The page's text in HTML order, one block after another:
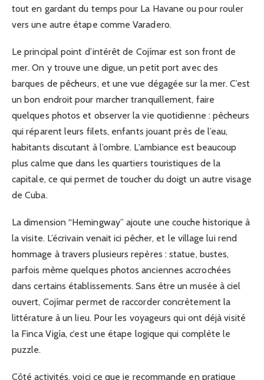
tout en gardant du temps pour La Havane ou pour rouler
vers une autre étape comme Varadero.
Le principal point d’intérêt de Cojímar est son front de
mer. On y trouve une digue, un petit port avec des
barques de pêcheurs, et une vue dégagée sur la mer. C’est
un bon endroit pour marcher tranquillement, faire
quelques photos et observer la vie quotidienne : pêcheurs
qui réparent leurs filets, enfants jouant près de l’eau,
habitants discutant à l’ombre. L’ambiance est beaucoup
plus calme que dans les quartiers touristiques de la
capitale, ce qui permet de toucher du doigt un autre visage
de Cuba.
La dimension “Hemingway” ajoute une couche historique à
la visite. L’écrivain venait ici pêcher, et le village lui rend
hommage à travers plusieurs repères : statue, bustes,
parfois même quelques photos anciennes accrochées
dans certains établissements. Sans être un musée à ciel
ouvert, Cojímar permet de raccorder concrètement la
littérature à un lieu. Pour les voyageurs qui ont déjà visité
la Finca Vigía, c’est une étape logique qui complète le
puzzle.
Côté activités, voici ce que je recommande en pratique